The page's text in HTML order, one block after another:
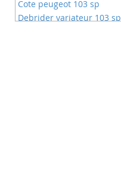
Cote peugeot 103 sp
Debrider variateur 103 sp